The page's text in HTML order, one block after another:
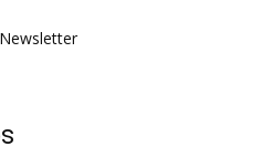
Newsletter